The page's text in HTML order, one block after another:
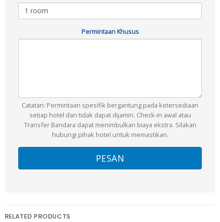
Permintaan Khusus
Catatan: Permintaan spesifik bergantung pada ketersediaan
setiap hotel dan tidak dapat dijamin. Check-in awal atau
Transfer Bandara dapat menimbulkan biaya ekstra. Silakan
hubungi pihak hotel untuk memastikan.
RELATED PRODUCTS